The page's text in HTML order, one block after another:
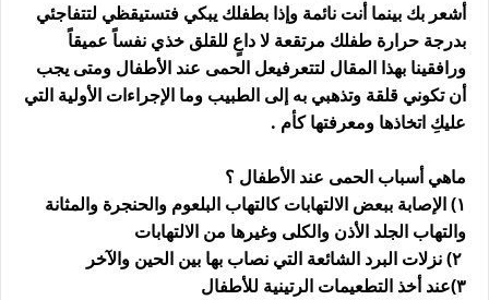
أشعر بك بينما أنت نائمة وإذا بطفلك يبكي فتستيقظي لتتفاجئي
بدرجة حرارة طفلك مرتقعة لا داعٍ للقلق خذي نفساً عميقاً
ورافقينا بهذا المقال لتتعرفيعل الحمى عند الأطفال ومتى يجب
أن تكوني قلقة وتذهبي به إلى الطبيب وما الإجراءات الأولية التي
عليكِ اتخاذها ومعرفتها كأم .
ماهي أسباب الحمى عند الأطفال ؟
١) الإصابة ببعض الالتهابات كالتهاب البلعوم والحنجرة والمثانة
والتهاب الجلد الأذن والكلى وغيرها من الالتهابات
٣)عند أخذ التطعيمات الرتينية للأطفال